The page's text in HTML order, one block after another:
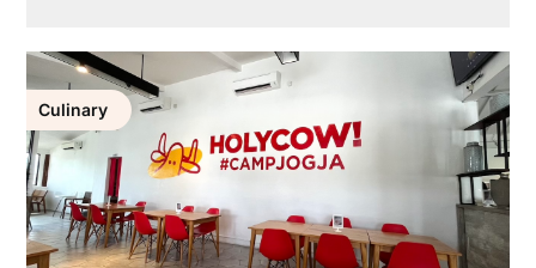
Culinary